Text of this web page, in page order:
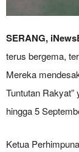
SERANG,
terus bergema,
Mereka
Tuntutan
hingga 5
Ketua